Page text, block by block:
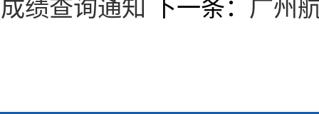
成绩查询通知 下一条： 广州